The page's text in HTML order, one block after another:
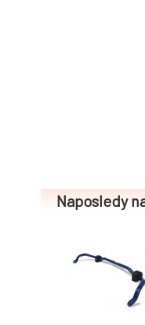
Naposledy